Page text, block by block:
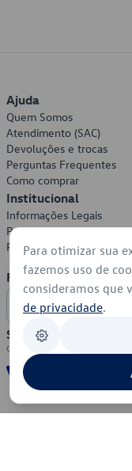
Ajuda
Quem Somos
Atendimento (SAC)
Devoluções e trocas
Perguntas Frequentes
Como comprar
Institucional
Informações Legais
Política de Privacidade
Política de Cookies
Formas de
Segurança
Para otimizar sua
fazemos uso de
consideramos que
de privacidade.